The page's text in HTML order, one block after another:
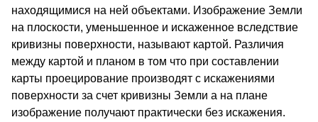
находящимися на ней объектами. Изображение Земли
на плоскости, уменьшенное и искаженное вследствие
кривизны поверхности, называют картой. Различия
между картой и планом в том что при составлении
карты проецирование производят с искажениями
поверхности за счет кривизны Земли а на плане
изображение получают практически без искажения.